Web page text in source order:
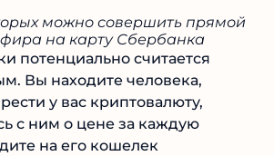
можно совершить прямой
на карту Сбербанка
потенциально считается
Вы находите человека,
у вас криптовалюту,
с ним о цене за каждую
на его кошелек